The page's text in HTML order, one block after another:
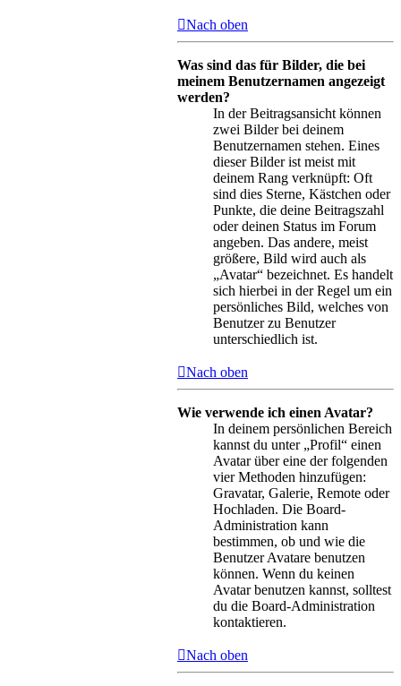
Nach oben
Was sind das für Bilder, die bei
meinem Benutzernamen angezeigt
werden?
In der Beitragsansicht können
zwei Bilder bei deinem
Benutzernamen stehen. Eines
dieser Bilder ist meist mit
deinem Rang verknüpft: Oft
sind dies Sterne, Kästchen oder
Punkte, die deine Beitragszahl
oder deinen Status im Forum
angeben. Das andere, meist
größere, Bild wird auch als
„Avatar“ bezeichnet. Es handelt
sich hierbei in der Regel um ein
persönliches Bild, welches von
Benutzer zu Benutzer
unterschiedlich ist.
Nach oben
Wie verwende ich einen Avatar?
In deinem persönlichen Bereich
kannst du unter „Profil“ einen
Avatar über eine der folgenden
vier Methoden hinzufügen:
Gravatar, Galerie, Remote oder
Hochladen. Die Board-
Administration kann
bestimmen, ob und wie die
Benutzer Avatare benutzen
können. Wenn du keinen
Avatar benutzen kannst, solltest
du die Board-Administration
kontaktieren.
Nach oben